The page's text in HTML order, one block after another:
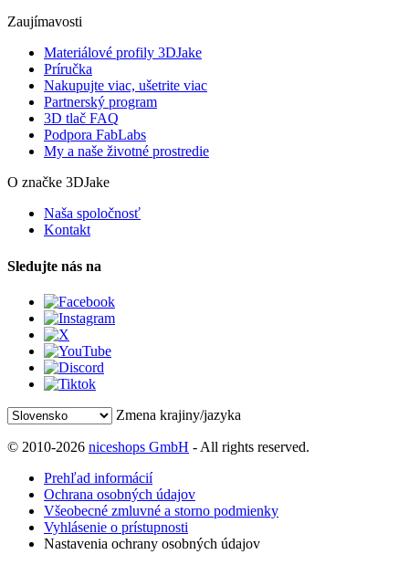
Zaujímavosti
Materiálové profily 3DJake
Príručka
Nakupujte viac, ušetrite viac
Partnerský program
3D tlač FAQ
Podpora FabLabs
My a naše životné prostredie
O značke 3DJake
Naša spoločnosť
Kontakt
Sledujte nás na
Zmena krajiny/jazyka
© 2010-2026 niceshops GmbH - All rights reserved.
Prehľad informácií
Ochrana osobných údajov
Všeobecné zmluvné a storno podmienky
Vyhlásenie o prístupnosti
Nastavenia ochrany osobných údajov